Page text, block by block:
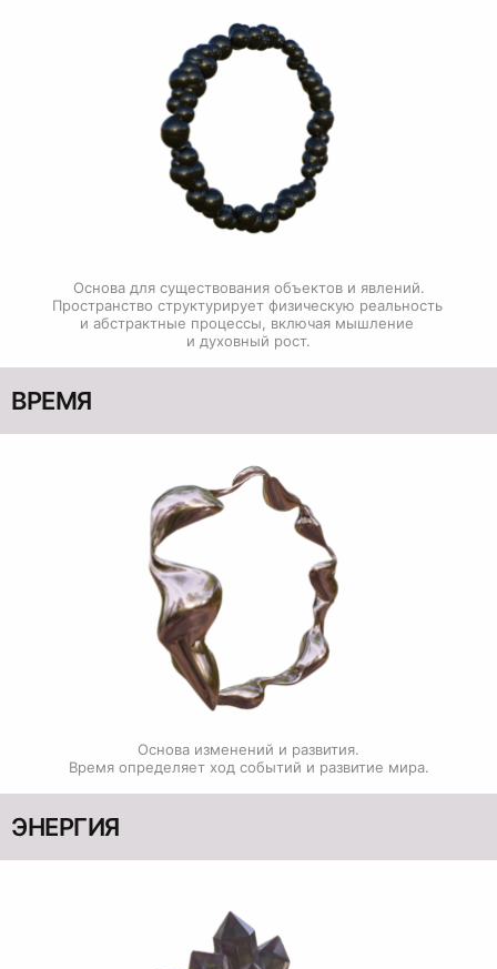
Основа для существования объектов и явлений.
Пространство структурирует физическую реальность
и абстрактные процессы, включая мышление
и духовный рост.
ВРЕМЯ
Основа изменений и развития.
Время определяет ход событий и развитие мира.
ЭНЕРГИЯ